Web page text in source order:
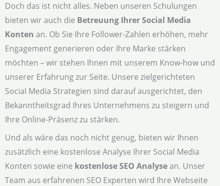
Doch das ist nicht alles. Neben unseren Schulungen
bieten wir auch die Betreuung Ihrer Social Media
Konten an. Ob Sie Ihre Follower-Zahlen erhöhen, mehr
Engagement generieren oder Ihre Marke stärken
möchten – wir stehen Ihnen mit unserem Know-how und
unserer Erfahrung zur Seite. Unsere zielgerichteten
Social Media Strategien sind darauf ausgerichtet, den
Bekanntheitsgrad Ihres Unternehmens zu steigern und
Ihre Online-Präsenz zu stärken.
Und als wäre das noch nicht genug, bieten wir Ihnen
zusätzlich eine kostenlose Analyse Ihrer Social Media
Konten sowie eine kostenlose SEO Analysean. Unser
Team aus erfahrenen SEO Experten wird Ihre Webseite